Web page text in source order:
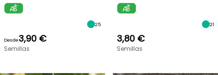
25
Desde3,90 €
Semillas
21
3,80 €
Semillas